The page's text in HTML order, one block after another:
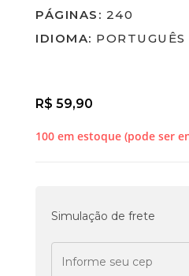
PÁGINAS: 240
IDIOMA: PORTUGUÊS
R$ 59,90
100 em estoque (pode ser
Simulação de frete